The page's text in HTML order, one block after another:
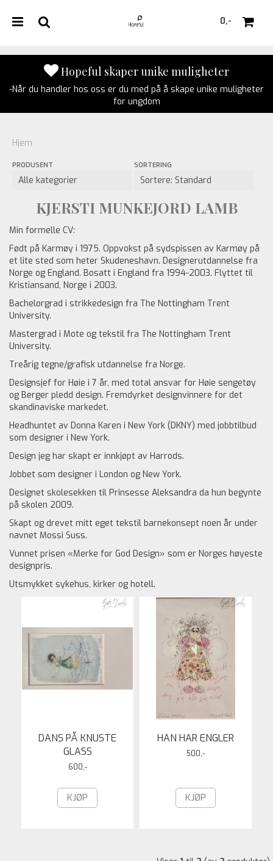
0,-
Hopeful skaper unike muligheter
-Når du handler hos oss er du med på å skape unike muligheter
for ungdom
Hjem
PRODUSENT SORTERING
KJERSTI MUNKEJORD LAMB
Min formelle CV:
Født på Karmøy i 1975. Oppvokst på sydspissen av Karmøy på
et lite sted som heter Skudeneshavn. Designerutdannelse fra
Norge og England. Bosatt i England fra 1994-2003. Flyttet til
Kristiansand, Norge i 2003.
Bachelorgrad i strikkedesign fra The Nottingham Trent
University.
Mastergrad i Mote og tekstil fra The Nottingham Trent
University.
Treårig tegne/grafisk utdannelse fra Norge.
Designsjef for Høie i 7 år, med total ansvar for Høie sengetøy
og Berger pledd design. Fremdyrket designvinnere for det
skandinaviske markedet.
Headhuntet av Donna Karen i New York (DKNY) med jobbtilbud
som designer i New York.
Design jeg har skapt er innkjøpt av Harrods.
Jobbet som designer i London og New York.
Designet skolesekken til Prinsesse Aleksandra da hun begynte
på skolen 2009.
Skapt og drevet mitt eget tekstil barnekonsept noen år under
navnet Mossi Suss.
Vunnet prisen «Merke for God Design» som er Norges høyeste
designpris.
Utsmykket sykehus, kirker og hotell.
DANS PÅ KNUSTE
GLASS
600,-
KJØP
HAN HAR ENGLER
500,-
KJØP